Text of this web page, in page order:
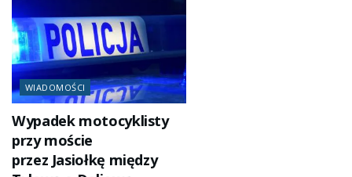
WIADOMOŚCI
Wypadek motocyklisty
przy moście
przez Jasiołkę między